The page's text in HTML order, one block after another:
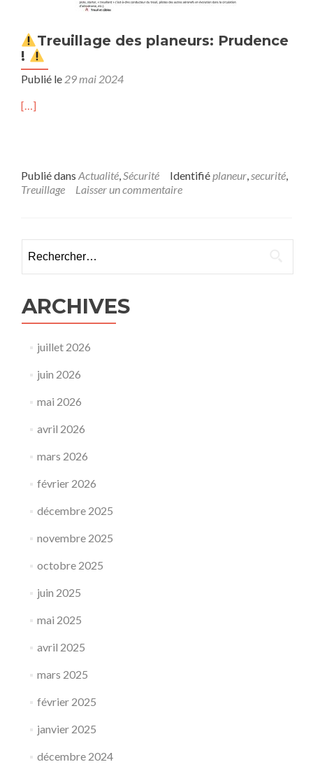
Treuillage des planeurs: Prudence
!
Publié le 29 mai 2024
[…]
Publié dans Actualité,Sécurité Identifiéplaneur,securité,
Treuillage
Laisser un commentaire
ARCHIVES
juillet 2026
juin 2026
mai 2026
avril 2026
mars 2026
février 2026
décembre 2025
novembre 2025
octobre 2025
juin 2025
mai 2025
avril 2025
mars 2025
février 2025
janvier 2025
décembre 2024